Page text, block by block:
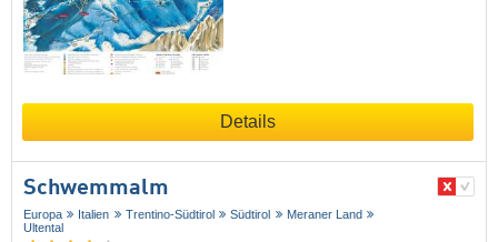
Details
Schwemmalm
Europa Italien Trentino-Südtirol Südtirol
Meraner Land
Ultental